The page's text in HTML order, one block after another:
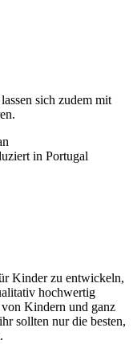
sich zudem mit
in Portugal
Kinder zu entwickeln,
hochwertig
Kindern und ganz
sollten nur die besten,